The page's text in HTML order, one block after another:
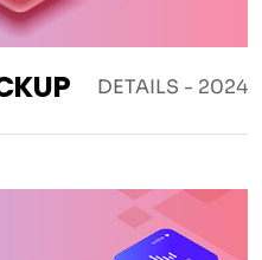
DETAILS - 2024